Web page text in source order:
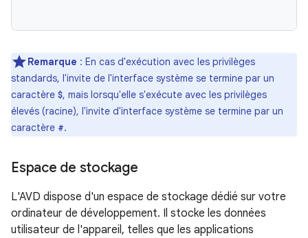
Remarque : En cas d'exécution avec les privilèges
standards, l'invite de l'interface système se termine par un
caractère $, mais lorsqu'elle s'exécute avec les privilèges
élevés (racine), l'invite d'interface système se termine par un
caractère #.
Espace de stockage
L'AVD dispose d'un espace de stockage dédié sur votre
ordinateur de développement. Il stocke les données
utilisateur de l'appareil, telles que les applications